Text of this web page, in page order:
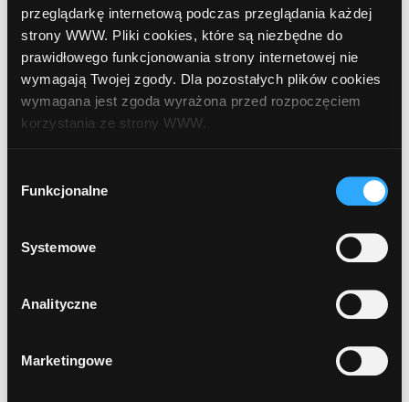
przeglądarkę internetową podczas przeglądania każdej
strony WWW. Pliki cookies, które są niezbędne do
prawidłowego funkcjonowania strony internetowej nie
wymagają Twojej zgody. Dla pozostałych plików cookies
wymagana jest zgoda wyrażona przed rozpoczęciem
korzystania ze strony WWW.
formy korzystania z plików cookies. Więcej:
Polityka
zgody
Funkcjonalne
Systemowe
Analityczne
Marketingowe
Porównaj oferty
Lokaty
Konta osobiste